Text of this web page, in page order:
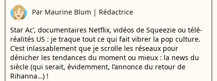
Par Maurine Blum | Rédactrice
Star Ac’, documentaires Netflix, vidéos de Squeezie ou télé-
réalités US : je traque tout ce qui fait vibrer la pop culture.
C’est inlassablement que je scrolle les réseaux pour
dénicher les tendances du moment ou mieux : la news du
siècle (qui serait, évidemment, l’annonce du retour de
Rihanna…) !